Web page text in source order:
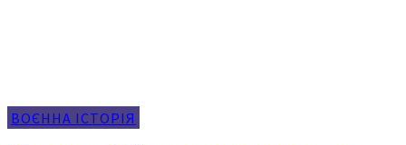
ВОЄННА ІСТОРІЯ